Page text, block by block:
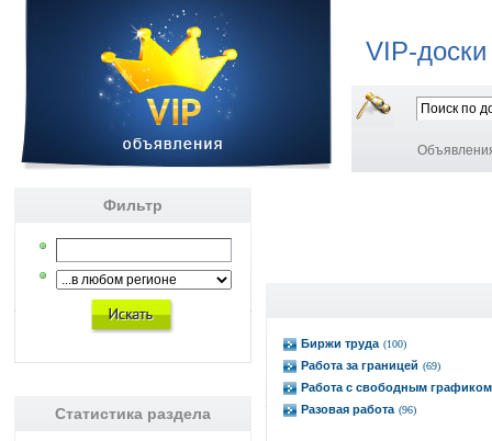
VIP-
Фильтр
Статистика раздела
Биржи труда (100)
Работа за границей (69)
Работа с свободным графиком
Разовая работа (96)